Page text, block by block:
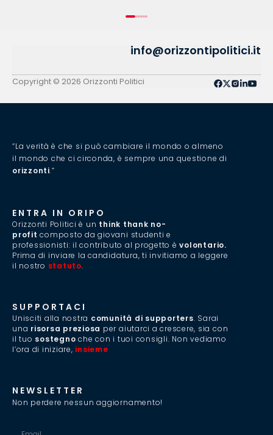
info@orizzontipolitici.it
Copyright © 2026 Orizzonti Politici
“La verità è che si può cambiare il mondo o almeno
il mondo che ci circonda, è sempre una questione di
orizzonti.”
ENTRA IN ORIPO
Orizzonti Politici è un think thank no-
profit composto da giovani studenti e
professionisti: il contributo al progetto èvolontario.
Prima di inviare la candidatura, ti invitiamo a leggere
il nostro statuto.
SUPPORTACI
Unisciti alla nostra comunità di supporters. Sarai
una risorsa preziosa per aiutarci a crescere, sia con
il tuo sostegno che con i tuoi consigli. Non vediamo
l’ora di iniziare, insieme
NEWSLETTER
Non perdere nessun aggiornamento!